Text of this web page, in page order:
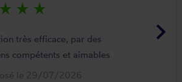
keyboard_arrow_right
star_rate star_rate star_rate
très efficace, par des
compétents et aimables
le 29/07/2026